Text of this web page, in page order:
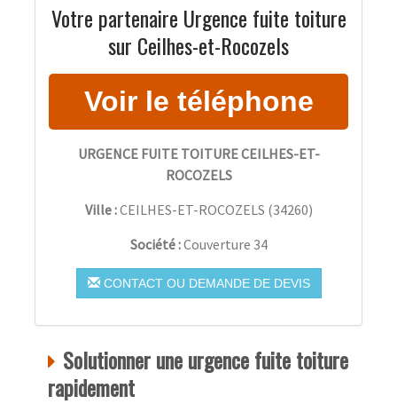
Votre partenaire Urgence fuite toiture
sur Ceilhes-et-Rocozels
URGENCE FUITE TOITURE CEILHES-ET-
ROCOZELS
Ville :CEILHES-ET-ROCOZELS (34260)
Société :Couverture 34
CONTACT OU DEMANDE DE DEVIS
Solutionner une urgence fuite toiture
rapidement